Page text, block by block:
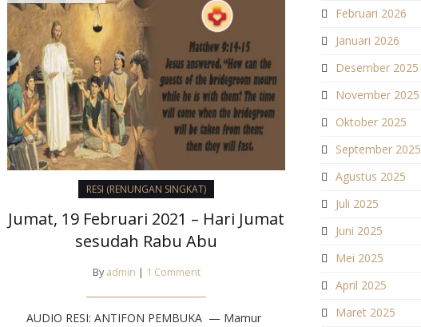
RESI (RENUNGAN SINGKAT)
Jumat, 19 Februari 2021 – Hari Jumat
sesudah Rabu Abu
By admin | 1 Comment
AUDIO RESI: ANTIFON PEMBUKA — Mamur
Februari 2026
Januari 2026
Desember 2025
November 2025
Oktober 2025
September 2025
Agustus 2025
Juli 2025
Juni 2025
Mei 2025
April 2025
Maret 2025